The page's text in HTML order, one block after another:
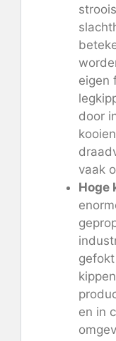
eigen
door
vaak
Hoge
en in